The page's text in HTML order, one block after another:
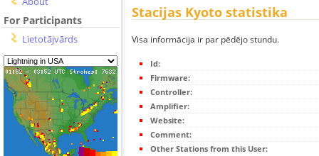
For Participants
Lietotājvārds
Stacijas Kyoto statistika
Visa informācija ir par pēdējo stundu.
Id:
Firmware:
Controller:
Amplifier:
Website:
Comment:
Other Stations from this User: